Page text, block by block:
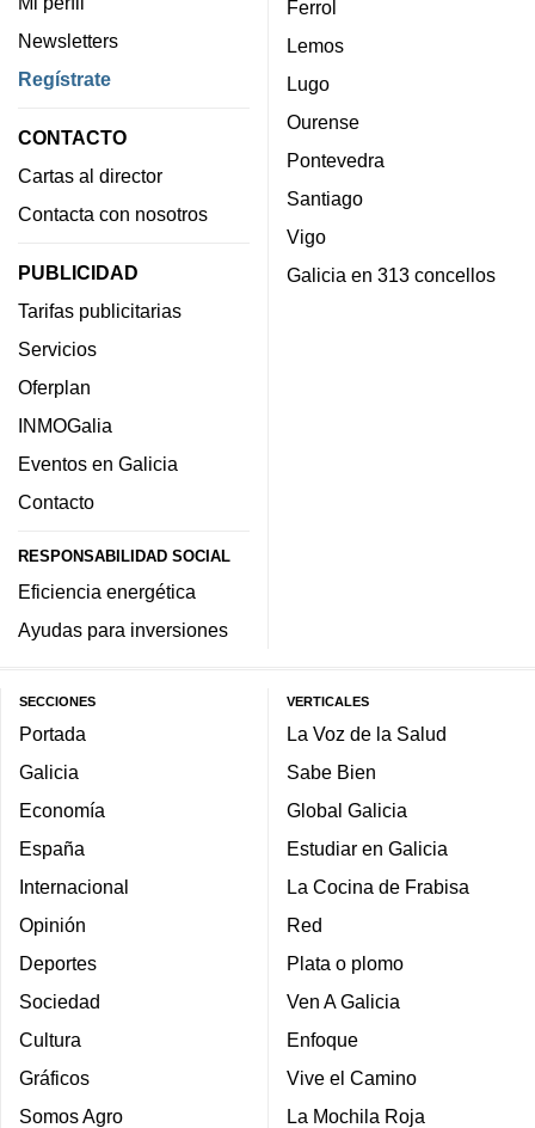
Newsletters
Regístrate
CONTACTO
Cartas al director
Contacta con nosotros
PUBLICIDAD
Tarifas publicitarias
Servicios
Oferplan
INMOGalia
Eventos en Galicia
Contacto
RESPONSABILIDAD SOCIAL
Eficiencia energética
Ayudas para inversiones
Ferrol
Lemos
Lugo
Ourense
Pontevedra
Santiago
Vigo
Galicia en 313 concellos
SECCIONES
Portada
Galicia
Economía
España
Internacional
Opinión
Deportes
Sociedad
Cultura
Gráficos
Somos Agro
VERTICALES
La Voz de la Salud
Sabe Bien
Global Galicia
Estudiar en Galicia
La Cocina de Frabisa
Red
Plata o plomo
Ven A Galicia
Enfoque
Vive el Camino
La Mochila Roja